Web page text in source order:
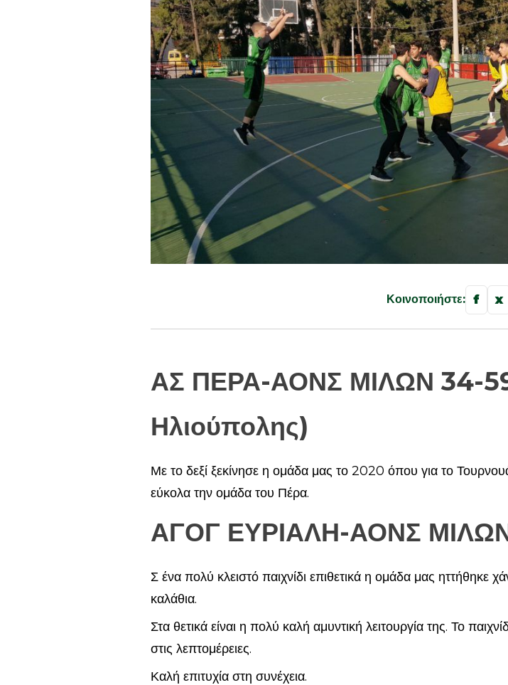
Κοινοποιήστε: f x
ΑΣ ΠΕΡΑ-ΑΟΝΣ ΜΙΛΩΝ 34-
Ηλιούπολης)
Με το δεξί ξεκίνησε η ομάδα μας το 2020 όπου για το
εύκολα την ομάδα του Πέρα.
ΑΓΟΓ ΕΥΡΙΑΛΗ-ΑΟΝΣ
Σ ένα πολύ κλειστό παιχνίδι επιθετικά η ομάδα μας ηττήθηκε
καλάθια.
Στα θετικά είναι η πολύ καλή αμυντική λειτουργία της. Το
στις λεπτομέρειες.
Καλή επιτυχία στη συνέχεια.